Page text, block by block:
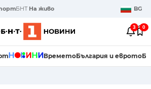
БНТ На живо BG
3 0
ВреметоБългария и еврото